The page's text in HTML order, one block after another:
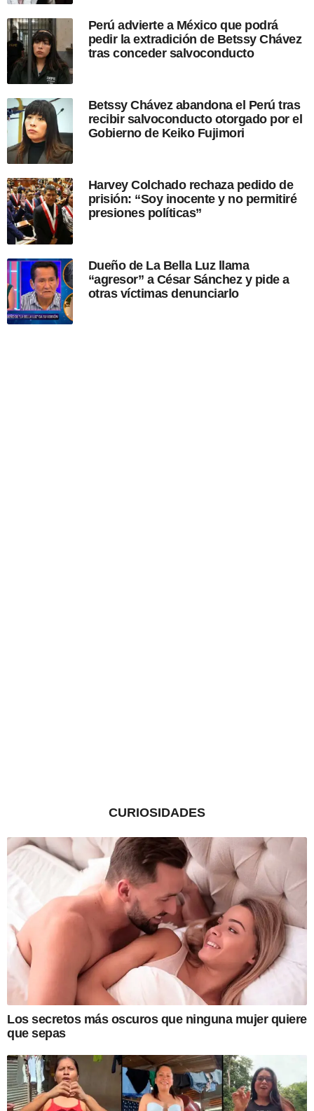
u
b
l
c
i
ó
Perú advierte a México que podrá
pedir la extradición de Betssy Chávez
tras conceder salvoconducto
Betssy Chávez abandona el Perú tras
recibir salvoconducto otorgado por el
Gobierno de Keiko Fujimori
Harvey Colchado rechaza pedido de
prisión: “Soy inocente y no permitiré
presiones políticas”
Dueño de La Bella Luz llama
“agresor” a César Sánchez y pide a
otras víctimas denunciarlo
CURIOSIDADES
Los secretos más oscuros que ninguna mujer quiere
que sepas